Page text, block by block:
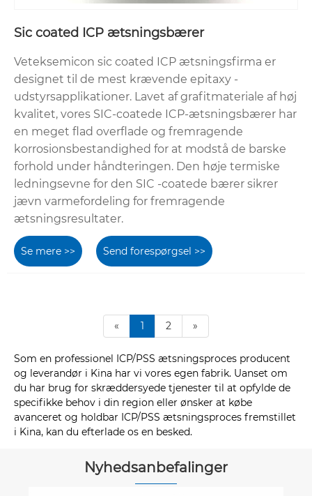
Sic coated ICP ætsningsbærer
Veteksemicon sic coated ICP ætsningsfirma er
designet til de mest krævende epitaxy -
udstyrsapplikationer. Lavet af grafitmateriale af høj
kvalitet, vores SIC-coatede ICP-ætsningsbærer har
en meget flad overflade og fremragende
korrosionsbestandighed for at modstå de barske
forhold under håndteringen. Den høje termiske
ledningsevne for den SIC -coatede bærer sikrer
jævn varmefordeling for fremragende
ætsningsresultater.
Se mere >> Send forespørgsel >>
« 1 2 »
Som en professionel ICP/PSS ætsningsproces producent
og leverandør i Kina har vi vores egen fabrik. Uanset om
du har brug for skræddersyede tjenester til at opfylde de
specifikke behov i din region eller ønsker at købe
avanceret og holdbar ICP/PSS ætsningsproces fremstillet
i Kina, kan du efterlade os en besked.
Nyhedsanbefalinger